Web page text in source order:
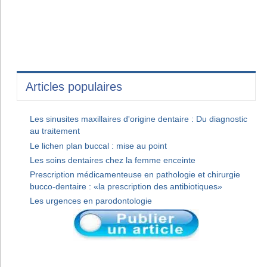
Articles populaires
Les sinusites maxillaires d'origine dentaire : Du diagnostic
au traitement
Le lichen plan buccal : mise au point
Les soins dentaires chez la femme enceinte
Prescription médicamenteuse en pathologie et chirurgie
bucco-dentaire : «la prescription des antibiotiques»
Les urgences en parodontologie